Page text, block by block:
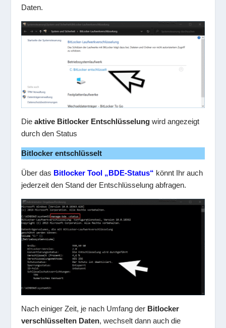
Daten.
Dieaktive Bitlocker Entschlüsselung wird angezeigt
durch den Status
Bitlocker entschlüsselt
Über das Bitlocker Tool „BDE-Status“ könnt Ihr auch
jederzeit den Stand der Entschlüsselung abfragen.
Nach einiger Zeit, je nach Umfang der Bitlocker
verschlüsselten Daten, wechselt dann auch die